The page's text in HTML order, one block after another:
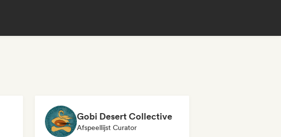
Gobi Desert Collective
Afspeellijst Curator